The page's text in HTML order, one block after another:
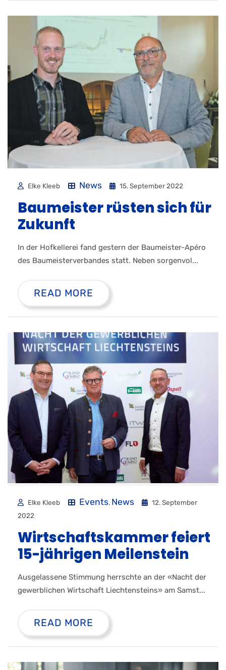
Elke Kleeb News 15. September 2022
Baumeister rüsten sich für
Zukunft
In der Hofkellerei fand gestern der Baumeister-Apéro
des Baumeisterverbandes statt. Neben sorgenvol...
READ MORE
Elke Kleeb Events, News
12. September
2022
Wirtschaftskammer feiert
15-jährigen Meilenstein
Ausgelassene Stimmung herrschte an der «Nacht der
gewerblichen Wirtschaft Liechtensteins» am Samst...
READ MORE